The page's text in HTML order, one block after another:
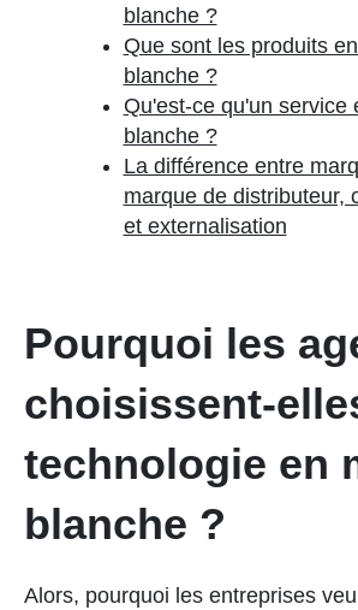
blanche ?
Que sont les produits
blanche ?
Qu'est-ce qu'un service
blanche ?
La différence entre
marque de distributeur,
et externalisation
Pourquoi les
choisissent-
technologie en
blanche ?
Alors, pourquoi les entreprises